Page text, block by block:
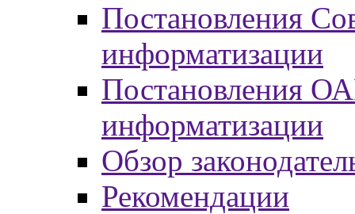
Постановления
информатизации
Постановления
информатизации
Обзор
Рекомендации